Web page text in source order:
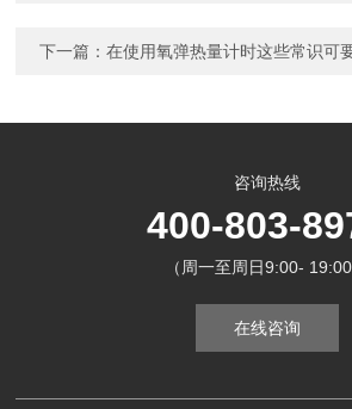
下一篇：在使用氧弹热量计时这些常识可
咨询热线
400-803-
（周一至周日9:00- 19:00
在线咨询